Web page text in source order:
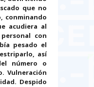
que no
conminando
acudiera al
con
pesado el
así
número o
Vulneración
Despido